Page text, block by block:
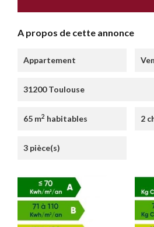
A propos de cette annonce
Appartement
31200 Toulouse
65 m2 habitables 2
3 pièce(s)